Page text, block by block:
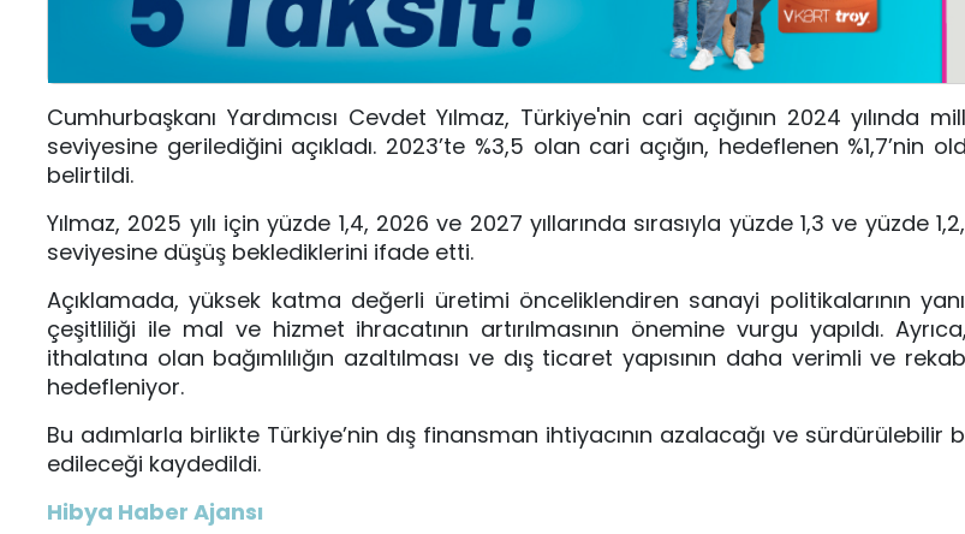
Cumhurbaşkanı Yardımcısı Cevdet Yılmaz, Türkiye'nin cari açığının 2024 yılında
seviyesine gerilediğini açıkladı. 2023’te %3,5 olan cari açığın, hedeflenen %1,7’nin
belirtildi.
Yılmaz, 2025 yılı için yüzde 1,4, 2026 ve 2027 yıllarında sırasıyla yüzde 1,3 ve yüzde
seviyesine düşüş beklediklerini ifade etti.
Açıklamada, yüksek katma değerli üretimi önceliklendiren sanayi politikalarının
çeşitliliği ile mal ve hizmet ihracatının artırılmasının önemine vurgu yapıldı.
ithalatına olan bağımlılığın azaltılması ve dış ticaret yapısının daha verimli ve
hedefleniyor.
Bu adımlarla birlikte Türkiye’nin dış finansman ihtiyacının azalacağı ve sürdürülebilir
edileceği kaydedildi.
Hibya Haber Ajansı